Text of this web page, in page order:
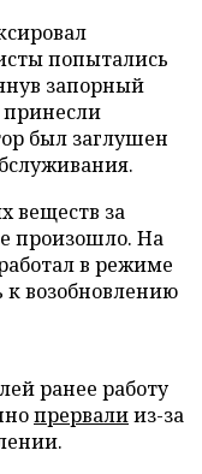
попытались
запорный
принесли
был заглушен
веществ за
произошло. На
в режиме
к возобновлению
ранее работу
прервалииз-за